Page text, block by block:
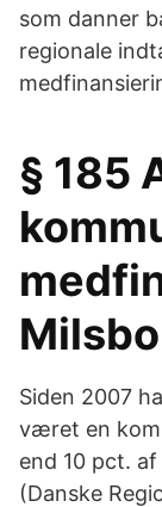
som danner
regionale
§ 185
Milsbo
Siden 2007
været en
end 10 pct.
(Danske